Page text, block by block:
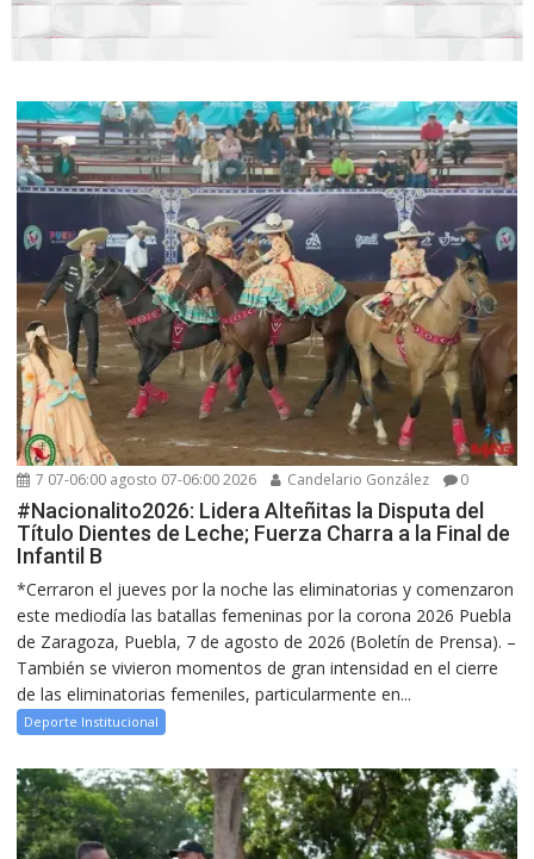
7 07-06:00 agosto 07-06:00 2026 Candelario González 0
#Nacionalito2026: Lidera Alteñitas la Disputa del
Título Dientes de Leche; Fuerza Charra a la Final de
Infantil B
*Cerraron el jueves por la noche las eliminatorias y comenzaron
este mediodía las batallas femeninas por la corona 2026 Puebla
de Zaragoza, Puebla, 7 de agosto de 2026 (Boletín de Prensa). –
También se vivieron momentos de gran intensidad en el cierre
de las eliminatorias femeniles, particularmente en...
Deporte Institucional